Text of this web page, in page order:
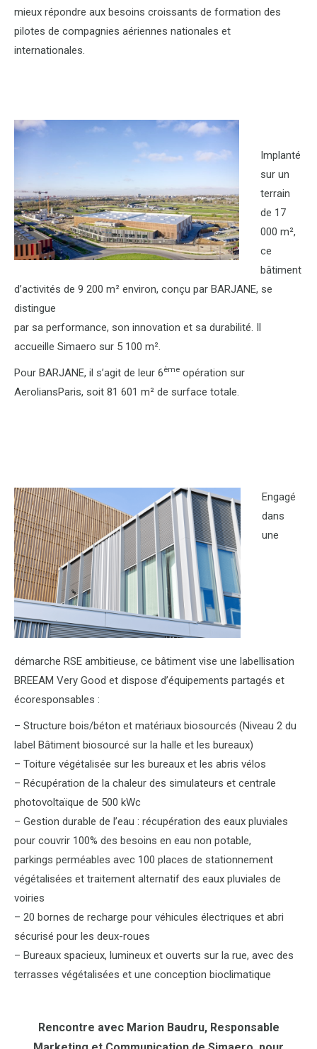
mieux répondre aux besoins croissants de formation des
pilotes de compagnies aériennes nationales et
internationales.
Implanté
sur un
terrain
de 17
000 m²,
ce
bâtiment
d’activités de 9 200 m² environ, conçu par BARJANE, se
distingue
par sa performance, son innovation et sa durabilité. Il
accueille Simaero sur 5 100 m².
Pour BARJANE, il s’agit de leur 6ème opération sur
AeroliansParis, soit 81 601 m² de surface totale.
Engagé
dans
une
démarche RSE ambitieuse, ce bâtiment vise une labellisation
BREEAM Very Good et dispose d’équipements partagés et
écoresponsables :
– Structure bois/béton et matériaux biosourcés (Niveau 2 du
label Bâtiment biosourcé sur la halle et les bureaux)
– Toiture végétalisée sur les bureaux et les abris vélos
– Récupération de la chaleur des simulateurs et centrale
photovoltaïque de 500 kWc
– Gestion durable de l’eau : récupération des eaux pluviales
pour couvrir 100% des besoins en eau non potable,
parkings perméables avec 100 places de stationnement
végétalisées et traitement alternatif des eaux pluviales de
voiries
– 20 bornes de recharge pour véhicules électriques et abri
sécurisé pour les deux-roues
– Bureaux spacieux, lumineux et ouverts sur la rue, avec des
terrasses végétalisées et une conception bioclimatique
Rencontre avec Marion Baudru, Responsable